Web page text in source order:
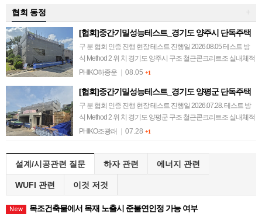
협회 동정
[협회]중간기밀성능테스트_경기도 양주시 단독주택
구 분 협회 인증 진행 현장 테스트 진행일 2026.08.05 테스트 방
식 Method 2 위 치 경기도 양주시 구조 철근콘크리트조 실내체적
567.6 m³ 연면적 171 m² 테스트 결과 감압 0.6회/h 이하 @…
PHIKO하종운 08.05 +1
[협회]중간기밀성능테스트_경기도 양평군 단독주택
구 분 협회 인증 진행 현장 테스트 진행일 2026.07.28. 테스트 방
식 Method 2 위 치 경기도 양평군 구조 철근콘크리트조 실내체적
538.8 m³ 연면적 122.12 m² 테스트 결과 감압 0.6 회/h…
PHIKO조광래 07.28 +1
설계/시공관련 질문 하자 관련 에너지 관련
WUFI 관련 이것 저것
New 목조건축물에서 목재 노출시 준불연인정 가능 여부